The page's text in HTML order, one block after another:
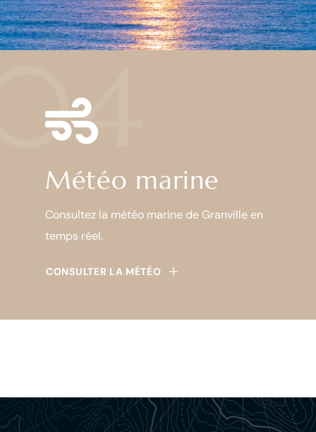
Météo marine
Consultez la météo marine de Granville en
temps réel.
CONSULTER LA MÉTÉO